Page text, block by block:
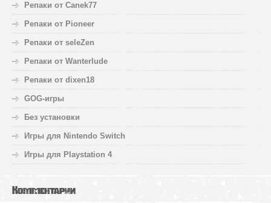
Репаки от Canek77
Репаки от Pioneer
Репаки от seleZen
Репаки от Wanterlude
Репаки от dixen18
GOG-игры
Без установки
Игры для Nintendo Switch
Игры для Playstation 4
Комментарии